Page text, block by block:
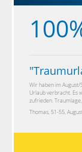
"
Wir haben im August/
Urlaub verbracht. Es
zufrieden.
Thomas, 51-55,